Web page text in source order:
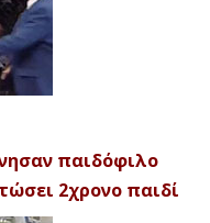
παιδόφιλο
2χρονο παιδί